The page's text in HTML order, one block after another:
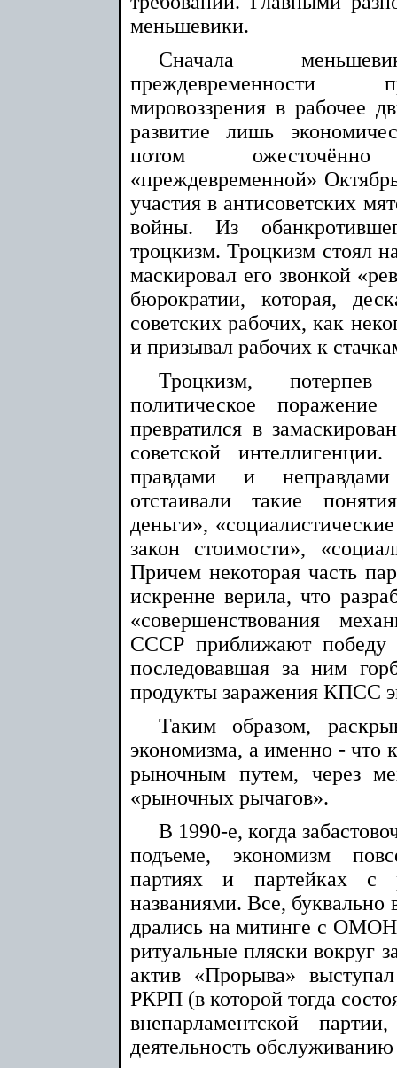
меньшевики.
Сначала
преждевременности
мировоззрения в рабочее
развитие лишь
потом
«преждевременной»
участия в антисоветских
войны. Из
троцкизм. Троцкизм стоял
маскировал его звонкой
бюрократии, которая,
советских рабочих, как
и призывал рабочих к
Троцкизм,
политическое
превратился в
советской
правдами и
отстаивали такие
деньги»,
закон стоимости»,
Причем некоторая часть
искренне верила, что
«совершенствования
СССР приближают победу
последовавшая за ним
продукты заражения КПСС
Таким образом,
экономизма, а именно - что
рыночным путем, через
«рыночных рычагов».
В 1990-е, когда
подъеме, экономизм
партиях и партейках с
названиями. Все, буквально
дрались на митинге с
ритуальные пляски вокруг
актив «Прорыва»
РКРП (в которой тогда
внепарламентской
деятельность